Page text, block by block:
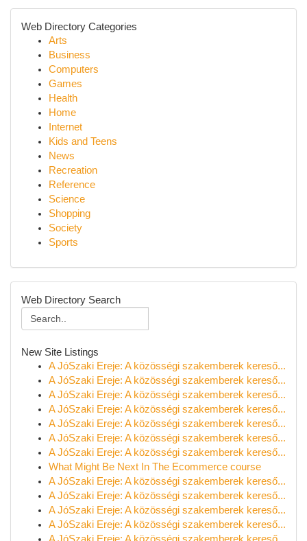
Web Directory Categories
Arts
Business
Computers
Games
Health
Home
Internet
Kids and Teens
News
Recreation
Reference
Science
Shopping
Society
Sports
Web Directory Search
New Site Listings
A JóSzaki Ereje: A közösségi szakemberek kereső...
A JóSzaki Ereje: A közösségi szakemberek kereső...
A JóSzaki Ereje: A közösségi szakemberek kereső...
A JóSzaki Ereje: A közösségi szakemberek kereső...
A JóSzaki Ereje: A közösségi szakemberek kereső...
A JóSzaki Ereje: A közösségi szakemberek kereső...
A JóSzaki Ereje: A közösségi szakemberek kereső...
What Might Be Next In The Ecommerce course
A JóSzaki Ereje: A közösségi szakemberek kereső...
A JóSzaki Ereje: A közösségi szakemberek kereső...
A JóSzaki Ereje: A közösségi szakemberek kereső...
A JóSzaki Ereje: A közösségi szakemberek kereső...